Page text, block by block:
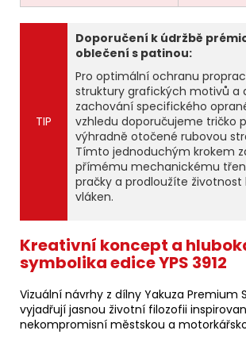
TIP
Doporučení k údržbě
oblečení s patinou:
Pro optimální ochranu
struktury grafických motivů a
zachování specifického
vzhledu doporučujeme tričko
výhradně otočené rubovou
Tímto jednoduchým krokem
přímému mechanickému
pračky a prodloužíte
vláken.
Kreativní koncept a
symbolika edice YPS 3912
Vizuální návrhy z dílny Yakuza Premium
vyjadřují jasnou životní filozofii
nekompromisní městskou a